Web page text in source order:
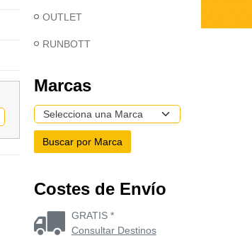
OUTLET
RUNBOTT
Marcas
Costes de Envío
GRATIS *
Consultar Destinos